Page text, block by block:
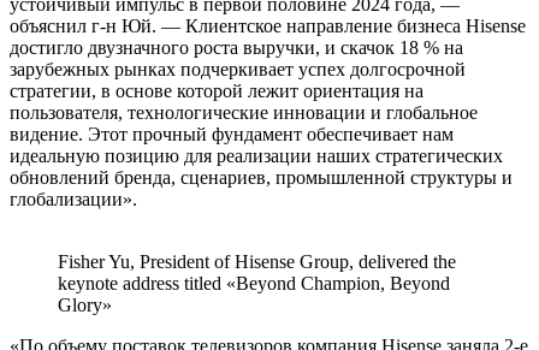
устойчивый импульс в первой половине 2024 года, —
объяснил г-н Юй. — Клиентское направление бизнеса Hisense
достигло двузначного роста выручки, и скачок 18 % на
зарубежных рынках подчеркивает успех долгосрочной
стратегии, в основе которой лежит ориентация на
пользователя, технологические инновации и глобальное
видение. Этот прочный фундамент обеспечивает нам
идеальную позицию для реализации наших стратегических
обновлений бренда, сценариев, промышленной структуры и
глобализации».
Fisher Yu, President of Hisense Group, delivered the
keynote address titled «Beyond Champion, Beyond
Glory»
«По объему поставок телевизоров компания Hisense заняла 2-е